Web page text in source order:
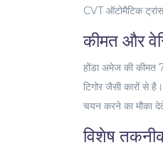
CVT ऑटोमैटिक
कीमत और
होंडा अमेज की कीमत
टिगोर जैसी कारों से
चयन करने का मौका
विशेष